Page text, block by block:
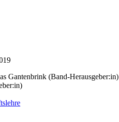
Gantenbrink (Band-Herausgeber:in)